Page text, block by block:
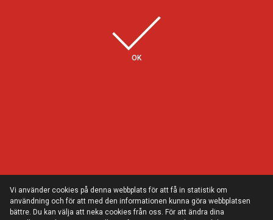
Några av våra kunder
Vi använder cookies på denna webbplats för att få in statistik om
användning och för att med den informationen kunna göra webbplatsen
bättre. Du kan välja att neka cookies från oss. För att ändra dina
OK